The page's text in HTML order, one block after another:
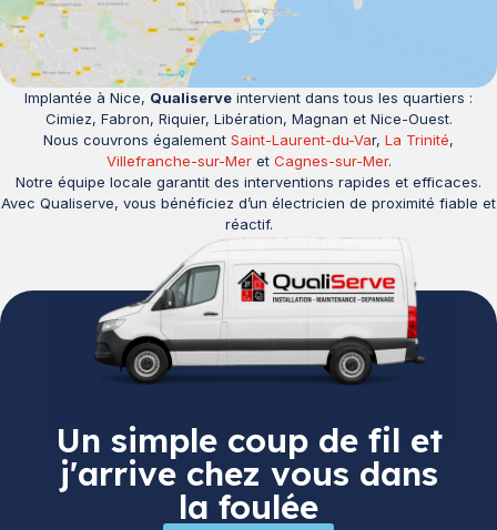
Implantée à Nice, Qualiserve intervient dans tous les quartiers :
Cimiez, Fabron, Riquier, Libération, Magnan et Nice-Ouest.
Nous couvrons également Saint-Laurent-du-Var, La Trinité,
Villefranche-sur-Meret Cagnes-sur-Mer.
Notre équipe locale garantit des interventions rapides et efficaces.
Avec Qualiserve, vous bénéficiez d’un électricien de proximité fiable et
réactif.
Un simple coup de fil et
j'arrive chez vous dans
la foulée